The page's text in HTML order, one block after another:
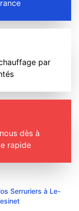
par
dès à
rapide
Serruriers à Le-